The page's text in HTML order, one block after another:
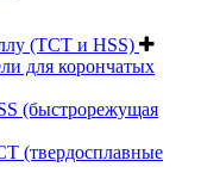
(TCT и HSS)
для корончатых
(быстрорежущая
(твердосплавные